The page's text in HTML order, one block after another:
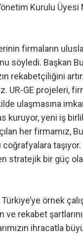
Kurulu Üyesi
firmaların
söyledi. Başkan
rekabetçiliğini
GE projeleri,
ulaşmasına
kuruyor, yeni iş
her firmamız,
stratejik bir güç
örnek
ve rekabet
ihracatla